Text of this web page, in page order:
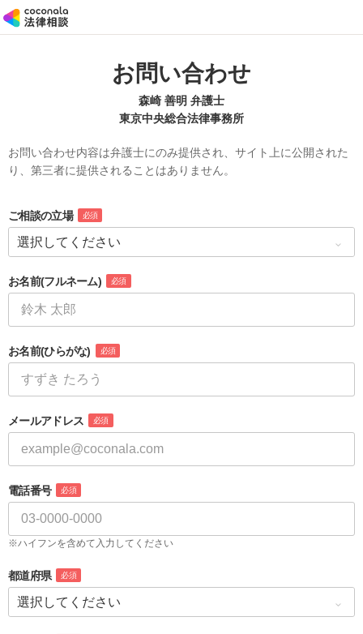
お問い合わせ
森崎 善明 弁護士
東京中央総合法律事務所
お問い合わせ内容は弁護士にのみ提供され、サイト上に公開された
り、第三者に提供されることはありません。
ご相談の立場 必須
お名前(フルネーム) 必須
お名前(ひらがな) 必須
メールアドレス 必須
電話番号 必須
※ハイフンを含めて入力してください
都道府県 必須